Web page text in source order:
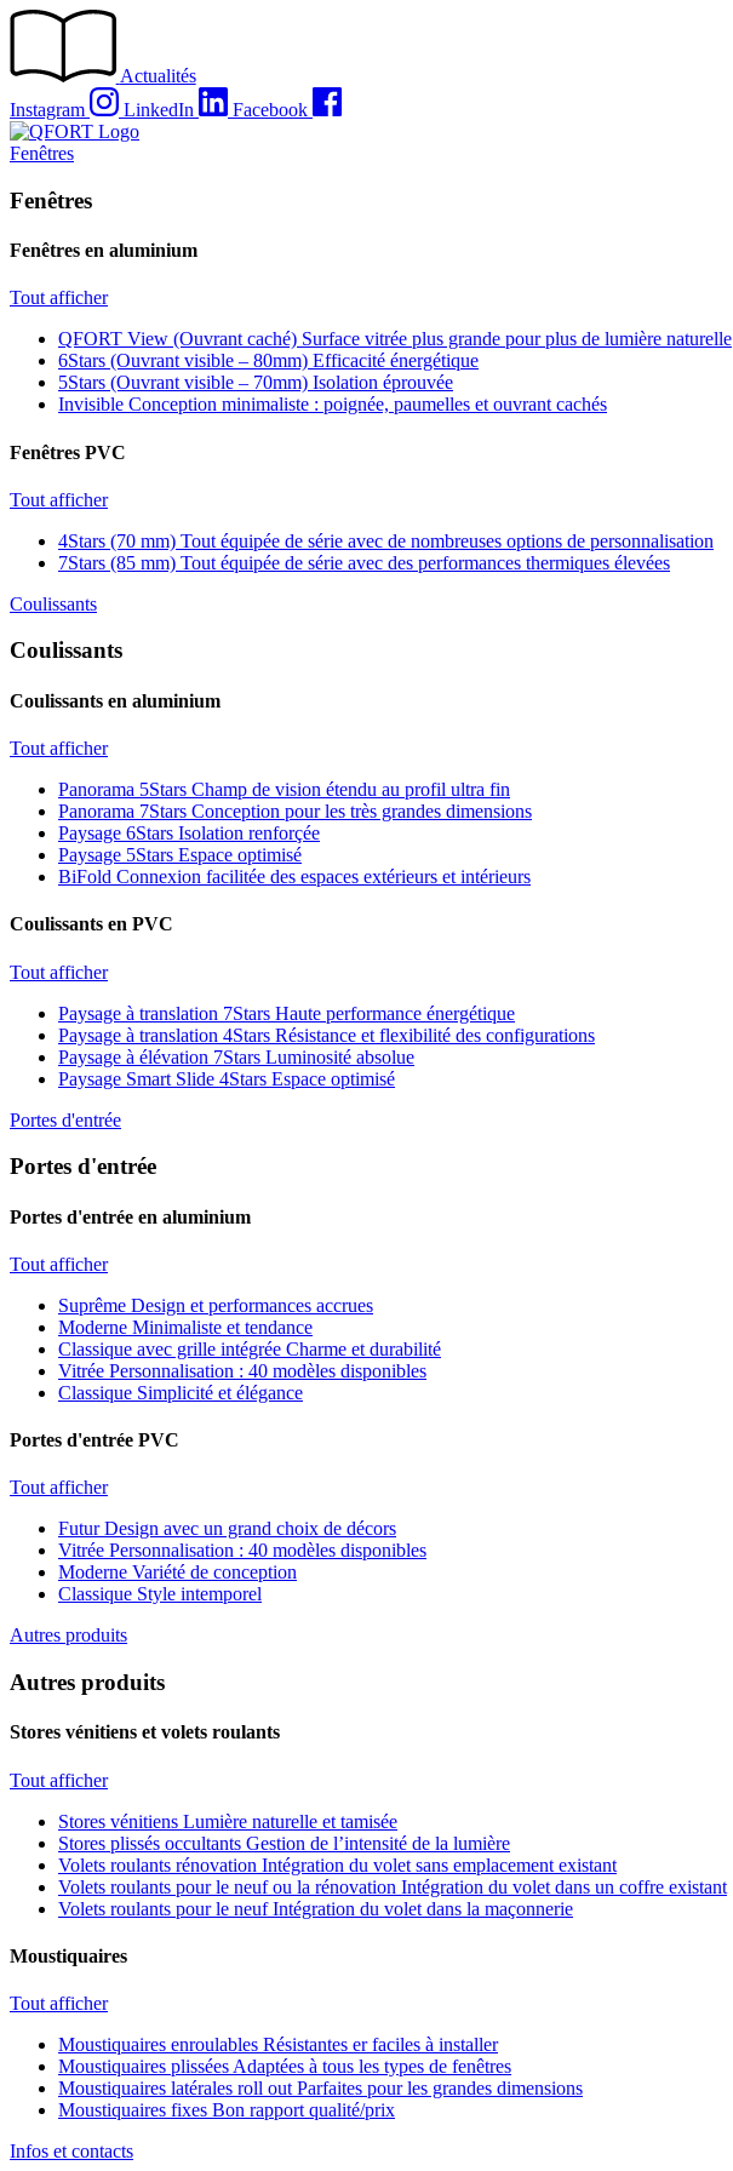
Passer
Actualités
Instagram
LinkedIn Facebook
Fenêtres
Fenêtres
Fenêtres en aluminium
Tout afficher
QFORT View (Ouvrant caché) Surface vitrée plus grande pour plus de lumière naturelle
6Stars (Ouvrant visible – 80mm) Efficacité énergétique
5Stars (Ouvrant visible – 70mm) Isolation éprouvée
Invisible Conception minimaliste : poignée, paumelles et ouvrant cachés
Fenêtres PVC
Tout afficher
4Stars (70 mm) Tout équipée de série avec de nombreuses options de personnalisation
7Stars (85 mm) Tout équipée de série avec des performances thermiques élevées
Coulissants
Coulissants
Coulissants en aluminium
Tout afficher
Panorama 5Stars Champ de vision étendu au profil ultra fin
Panorama 7Stars Conception pour les très grandes dimensions
Paysage 6Stars Isolation renforçée
Paysage 5Stars Espace optimisé
BiFold Connexion facilitée des espaces extérieurs et intérieurs
Coulissants en PVC
Tout afficher
Paysage à translation 7Stars Haute performance énergétique
Paysage à translation 4Stars Résistance et flexibilité des configurations
Paysage à élévation 7Stars Luminosité absolue
Paysage Smart Slide 4Stars Espace optimisé
Portes d'entrée
Portes d'entrée
Portes d'entrée en aluminium
Tout afficher
Suprême Design et performances accrues
Moderne Minimaliste et tendance
Classique avec grille intégrée Charme et durabilité
Vitrée Personnalisation : 40 modèles disponibles
Classique Simplicité et élégance
Portes d'entrée PVC
Tout afficher
Futur Design avec un grand choix de décors
Vitrée Personnalisation : 40 modèles disponibles
Moderne Variété de conception
Classique Style intemporel
Autres produits
Autres produits
Stores vénitiens et volets roulants
Tout afficher
Stores vénitiens Lumière naturelle et tamisée
Stores plissés occultants Gestion de l’intensité de la lumière
Volets roulants rénovation Intégration du volet sans emplacement existant
Volets roulants pour le neuf ou la rénovation Intégration du volet dans un coffre existant
Volets roulants pour le neuf Intégration du volet dans la maçonnerie
Moustiquaires
Tout afficher
Moustiquaires enroulables Résistantes er faciles à installer
Moustiquaires plissées Adaptées à tous les types de fenêtres
Moustiquaires latérales roll out Parfaites pour les grandes dimensions
Moustiquaires fixes Bon rapport qualité/prix
Infos et contacts